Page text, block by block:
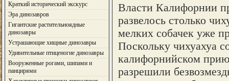
Краткий исторический экскурс
Эра динозавров
Гигантские растительноядные
динозавры
Устрашающие хищные динозавры
Удивительные птиценогие динозавры
Вооруженные рогами, шипами и
панцирями
Власти Калифорнии
развелось столько
мелких собачек уже
Поскольку чихуахуа
калифорнийском
разрешили